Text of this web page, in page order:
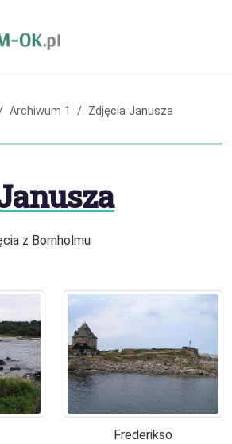
Archiwum 1 Zdjęcia Janusza
z Bornholmu
Frederikso